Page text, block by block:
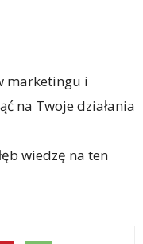
marketingu i
na Twoje działania
wiedzę na ten